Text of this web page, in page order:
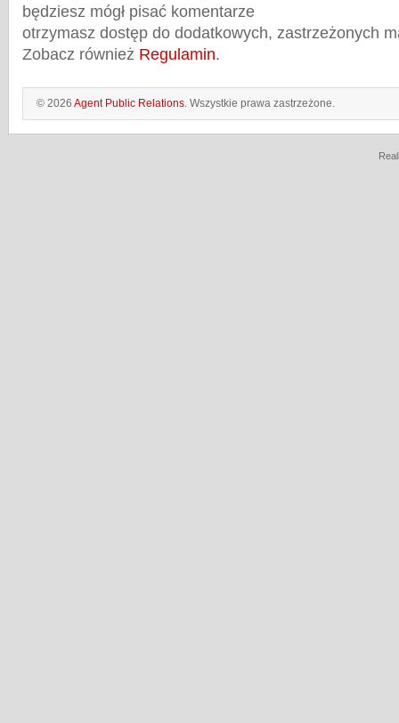
będziesz mógł pisać komentarze
otrzymasz dostęp do dodatkowych, zastrzeżonych
Zobacz również Regulamin.
© 2026 Agent Public Relations. Wszystkie prawa zastrzeżone.